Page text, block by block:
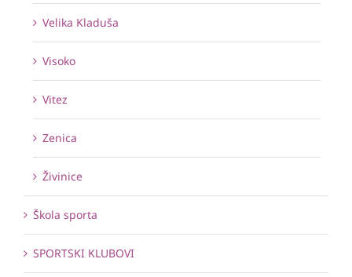
Velika Kladuša
Visoko
Vitez
Zenica
Živinice
Škola sporta
SPORTSKI KLUBOVI